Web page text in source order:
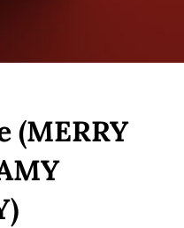
(MERRY